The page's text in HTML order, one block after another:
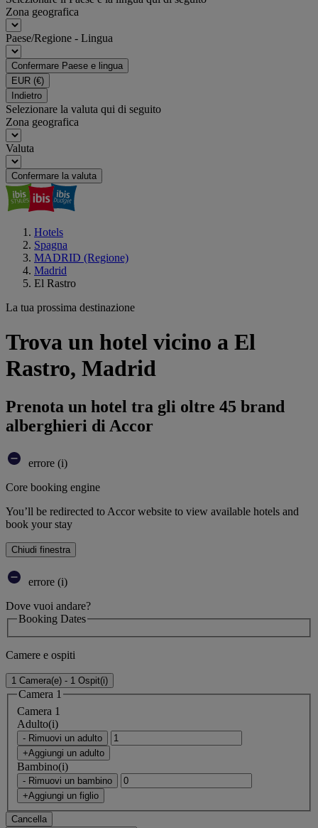
Zona geografica
Paese/Regione - Lingua
Confermare Paese e lingua
EUR (€)
Indietro
Selezionare la valuta qui di seguito
Zona geografica
Valuta
Confermare la valuta
Hotels
Spagna
MADRID (Regione)
Madrid
El Rastro
La tua prossima destinazione
Trova un hotel vicino a El
Rastro, Madrid
Prenota un hotel tra gli oltre 45 brand
alberghieri di Accor
errore (i)
Core booking engine
You’ll be redirected to Accor website to view available hotels and
book your stay
Chiudi finestra
errore (i)
Dove vuoi andare?
Booking Dates
Camere e ospiti
1 Camera(e) - 1 Ospit(i)
Camera 1
Camera 1
Adulto(i)
- Rimuovi un adulto
+Aggiungi un adulto
Bambino(i)
- Rimuovi un bambino
+Aggiungi un figlio
Cancella